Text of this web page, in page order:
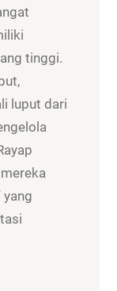
tinggi.
luput dari
yang